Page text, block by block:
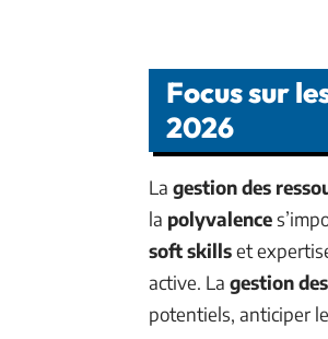
Focus sur
2026
La gestion des
la polyvalence
soft skillset
active. La gestion
potentiels, anticiper